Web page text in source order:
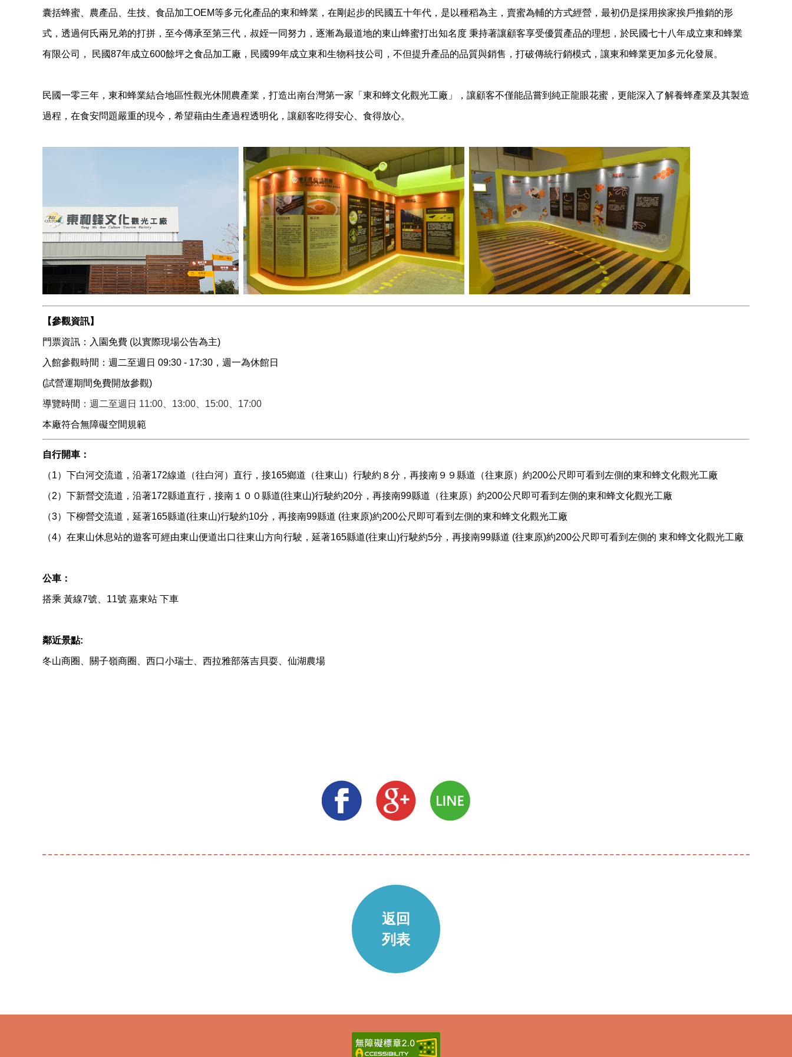
囊括蜂蜜、農產品、生技、食品加工OEM等多元化產品的東和蜂業，在剛起步的民國五十年代，是以種稻為主，賣蜜為輔的方式經營，最初仍是採用挨家挨戶推銷的形
式，透過何氏兩兄弟的打拼，至今傳承至第三代，叔姪一同努力，逐漸為最道地的東山蜂蜜打出知名度 秉持著讓顧客享受優質產品的理想，於民國七十八年成立東和蜂業
有限公司， 民國87年成立600餘坪之食品加工廠，民國99年成立東和生物科技公司，不但提升產品的品質與銷售，打破傳統行銷模式，讓東和蜂業更加多元化發展。
民國一零三年，東和蜂業結合地區性觀光休閒農產業，打造出南台灣第一家「東和蜂文化觀光工廠」，讓顧客不僅能品嘗到純正龍眼花蜜，更能深入了解養蜂產業及其製造
過程，在食安問題嚴重的現今，希望藉由生產過程透明化，讓顧客吃得安心、食得放心。
【參觀資訊】
門票資訊：入園免費 (以實際現場公告為主)
入館參觀時間：週二至週日 09:30 - 17:30，週一為休館日
(試營運期間免費開放參觀)
導覽時間 ：週二至週日 11:00、13:00、15:00、17:00
本廠符合無障礙空間規範
自行開車：
（1）下白河交流道，沿著172線道（往白河）直行，接165鄉道（往東山）行駛約８分，再接南９９縣道（往東原）約200公尺即可看到左側的東和蜂文化觀光工廠
（2）下新營交流道，沿著172縣道直行，接南１００縣道(往東山)行駛約20分，再接南99縣道（往東原）約200公尺即可看到左側的東和蜂文化觀光工廠
（3）下柳營交流道，延著165縣道(往東山)行駛約10分，再接南99縣道 (往東原)約200公尺即可看到左側的東和蜂文化觀光工廠
（4）在東山休息站的遊客可經由東山便道出口往東山方向行駛，延著165縣道(往東山)行駛約5分，再接南99縣道 (往東原)約200公尺即可看到左側的 東和蜂文化觀光工廠
公車：
搭乘 黃線7號、11號 嘉東站 下車
鄰近景點:
冬山商圈、關子嶺商圈、西口小瑞士、西拉雅部落吉貝耍、仙湖農場
返回
列表